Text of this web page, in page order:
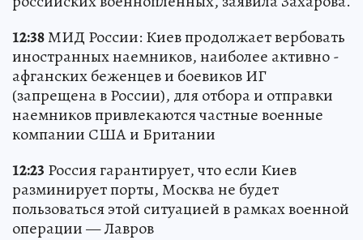
12:38МИД России: Киев продолжает вербовать
иностранных наемников, наиболее активно -
афганских беженцев и боевиков ИГ
(запрещена в России), для отбора и отправки
наемников привлекаются частные военные
компании США и Британии
12:23 Россия гарантирует, что если Киев
разминирует порты, Москва не будет
пользоваться этой ситуацией в рамках военной
операции — Лавров